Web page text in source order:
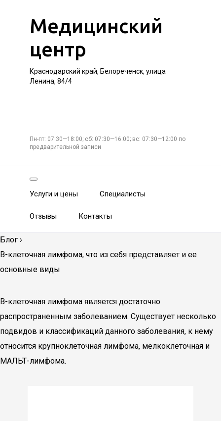
Медицинский
центр
Краснодарский край, Белореченск, улица
Ленина, 84/4
Пн-пт: 07:30—18:00; сб: 07:30—16:00; вс: 07:30—12:00 по
предварительной записи
Услуги и цены Специалисты
Отзывы Контакты
Блог ›
В-клеточная лимфома, что из себя представляет и ее
основные виды
В-клеточная лимфома является достаточно
распространенным заболеванием. Существует несколько
подвидов и классификаций данного заболевания, к нему
относится крупноклеточная лимфома, мелкоклеточная и
МАЛЬТ-лимфома.